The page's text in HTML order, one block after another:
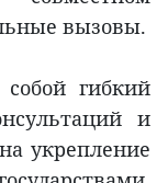
вызовы.
собой гибкий
и
укрепление